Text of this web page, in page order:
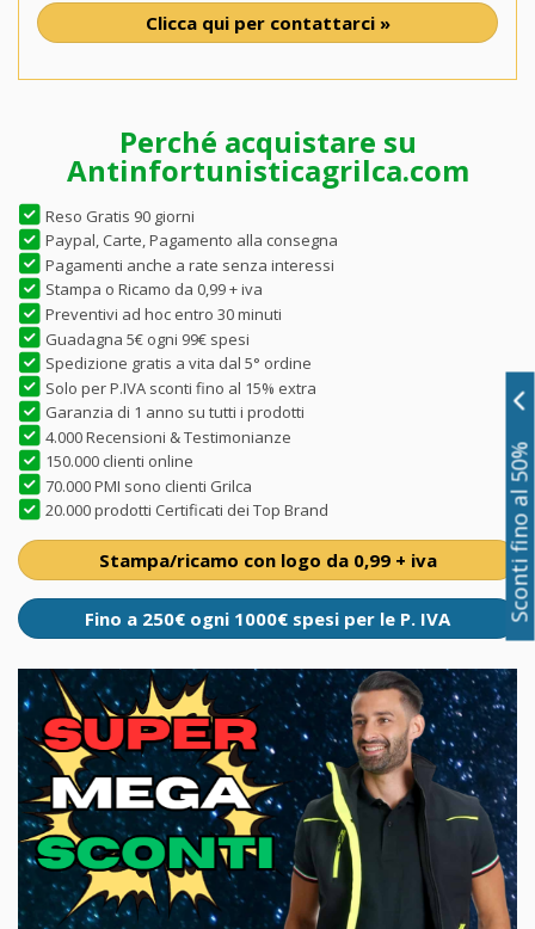
Clicca qui per contattarci »
Perché acquistare su
Antinfortunisticagrilca.com
Reso Gratis 90 giorni
Paypal, Carte, Pagamento alla consegna
Pagamenti anche a rate senza interessi
Stampa o Ricamo da 0,99 + iva
Preventivi ad hoc entro 30 minuti
Guadagna 5€ ogni 99€ spesi
Spedizione gratis a vita dal 5° ordine
Solo per P.IVA sconti fino al 15% extra
Garanzia di 1 anno su tutti i prodotti
4.000 Recensioni & Testimonianze
150.000 clienti online
70.000 PMI sono clienti Grilca
20.000 prodotti Certificati dei Top Brand
Stampa/ricamo con logo da 0,99 + iva
Fino a 250€ ogni 1000€ spesi per le P. IVA Sconti fino al 50%